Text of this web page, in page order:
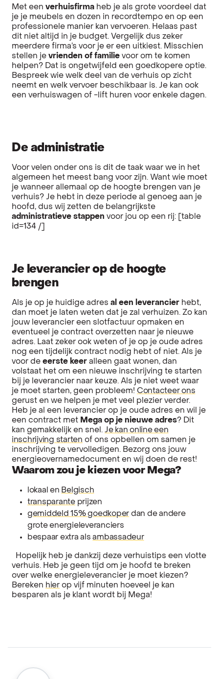
Met een verhuisfirma heb je als grote voordeel dat
je je meubels en dozen in recordtempo en op een
professionele manier kan vervoeren. Helaas past
dit niet altijd in je budget. Vergelijk dus zeker
meerdere firma’s voor je er een uitkiest. Misschien
stellen je vrienden of familie voor om te komen
helpen? Dat is ongetwijfeld een goedkopere optie.
Bespreek wie welk deel van de verhuis op zicht
neemt en welk vervoer beschikbaar is. Je kan ook
een verhuiswagen of -lift huren voor enkele dagen.
De administratie
Voor velen onder ons is dit de taak waar we in het
algemeen het meest bang voor zijn. Want wie moet
je wanneer allemaal op de hoogte brengen van je
verhuis? Je hebt in deze periode al genoeg aan je
hoofd, dus wij zetten de belangrijkste
administratieve stappen voor jou op een rij: [table
id=134 /]
Je leverancier op de hoogte
brengen
Als je op je huidige adres al een leverancier hebt,
dan moet je laten weten dat je zal verhuizen. Zo kan
jouw leverancier een slotfactuur opmaken en
eventueel je contract overzetten naar je nieuwe
adres. Laat zeker ook weten of je op je oude adres
nog een tijdelijk contract nodig hebt of niet. Als je
voor de eerste keer alleen gaat wonen, dan
volstaat het om een nieuwe inschrijving te starten
bij je leverancier naar keuze. Als je niet weet waar
je moet starten, geen probleem! Contacteer ons
gerust en we helpen je met veel plezier verder.
Heb je al een leverancier op je oude adres en wil je
een contract met Mega op je nieuwe adres? Dit
kan gemakkelijk en snel. Je kan online een
inschrijving starten of ons opbellen om samen je
inschrijving te vervolledigen. Bezorg ons jouw
energieovernamedocument en wij doen de rest!
Waarom zou je kiezen voor Mega?
lokaal en Belgisch
transparanteprijzen
gemiddeld 15% goedkoper dan de andere
grote energieleveranciers
bespaar extra alsambassadeur
Hopelijk heb je dankzij deze verhuistips een vlotte
verhuis. Heb je geen tijd om je hoofd te breken
over welke energieleverancier je moet kiezen?
Bereken hierop vijf minuten hoeveel je kan
besparen als je klant wordt bij Mega!